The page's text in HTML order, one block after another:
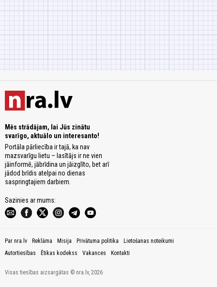
Mēs strādājam, lai Jūs zinātu
svarīgo, aktuālo un interesanto!
Portāla pārliecība ir tajā, ka nav
mazsvarīgu lietu – lasītājs ir ne vien
jāinformē, jābrīdina un jāizglīto, bet arī
jādod brīdis atelpai no dienas
saspringtajiem darbiem.
Sazinies ar mums:
Par nra.lv Reklāma Misija Privātuma politika
Lietošanas noteikumi
Autortiesības
Ētikas kodekss Vakances Kontakti
Visas tiesības aizsargātas © nra.lv, 2026